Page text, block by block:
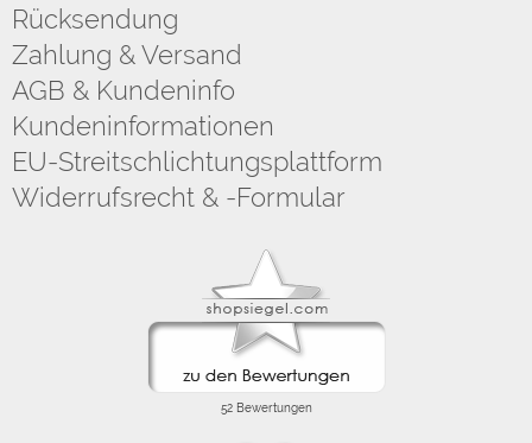
Rücksendung
Zahlung & Versand
AGB & Kundeninfo
Kundeninformationen
EU-Streitschlichtungsplattform
Widerrufsrecht & -Formular